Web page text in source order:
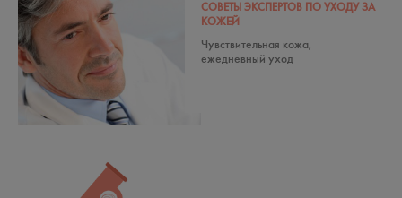
СОВЕТЫ ЭКСПЕРТОВ ПО УХОДУ ЗА
КОЖЕЙ
Чувствительная кожа,
ежедневный уход